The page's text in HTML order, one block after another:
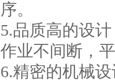
序。
5.品质高的设
作业不间断，
6.精密的机械